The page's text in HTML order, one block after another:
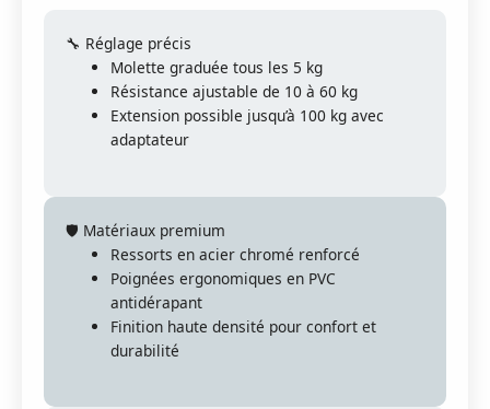
🔧 Réglage précis
Molette graduée tous les 5 kg
Résistance ajustable de 10 à 60 kg
Extension possible jusqu’à 100 kg avec
adaptateur
🛡️ Matériaux premium
Ressorts en acier chromé renforcé
Poignées ergonomiques en PVC
antidérapant
Finition haute densité pour confort et
durabilité